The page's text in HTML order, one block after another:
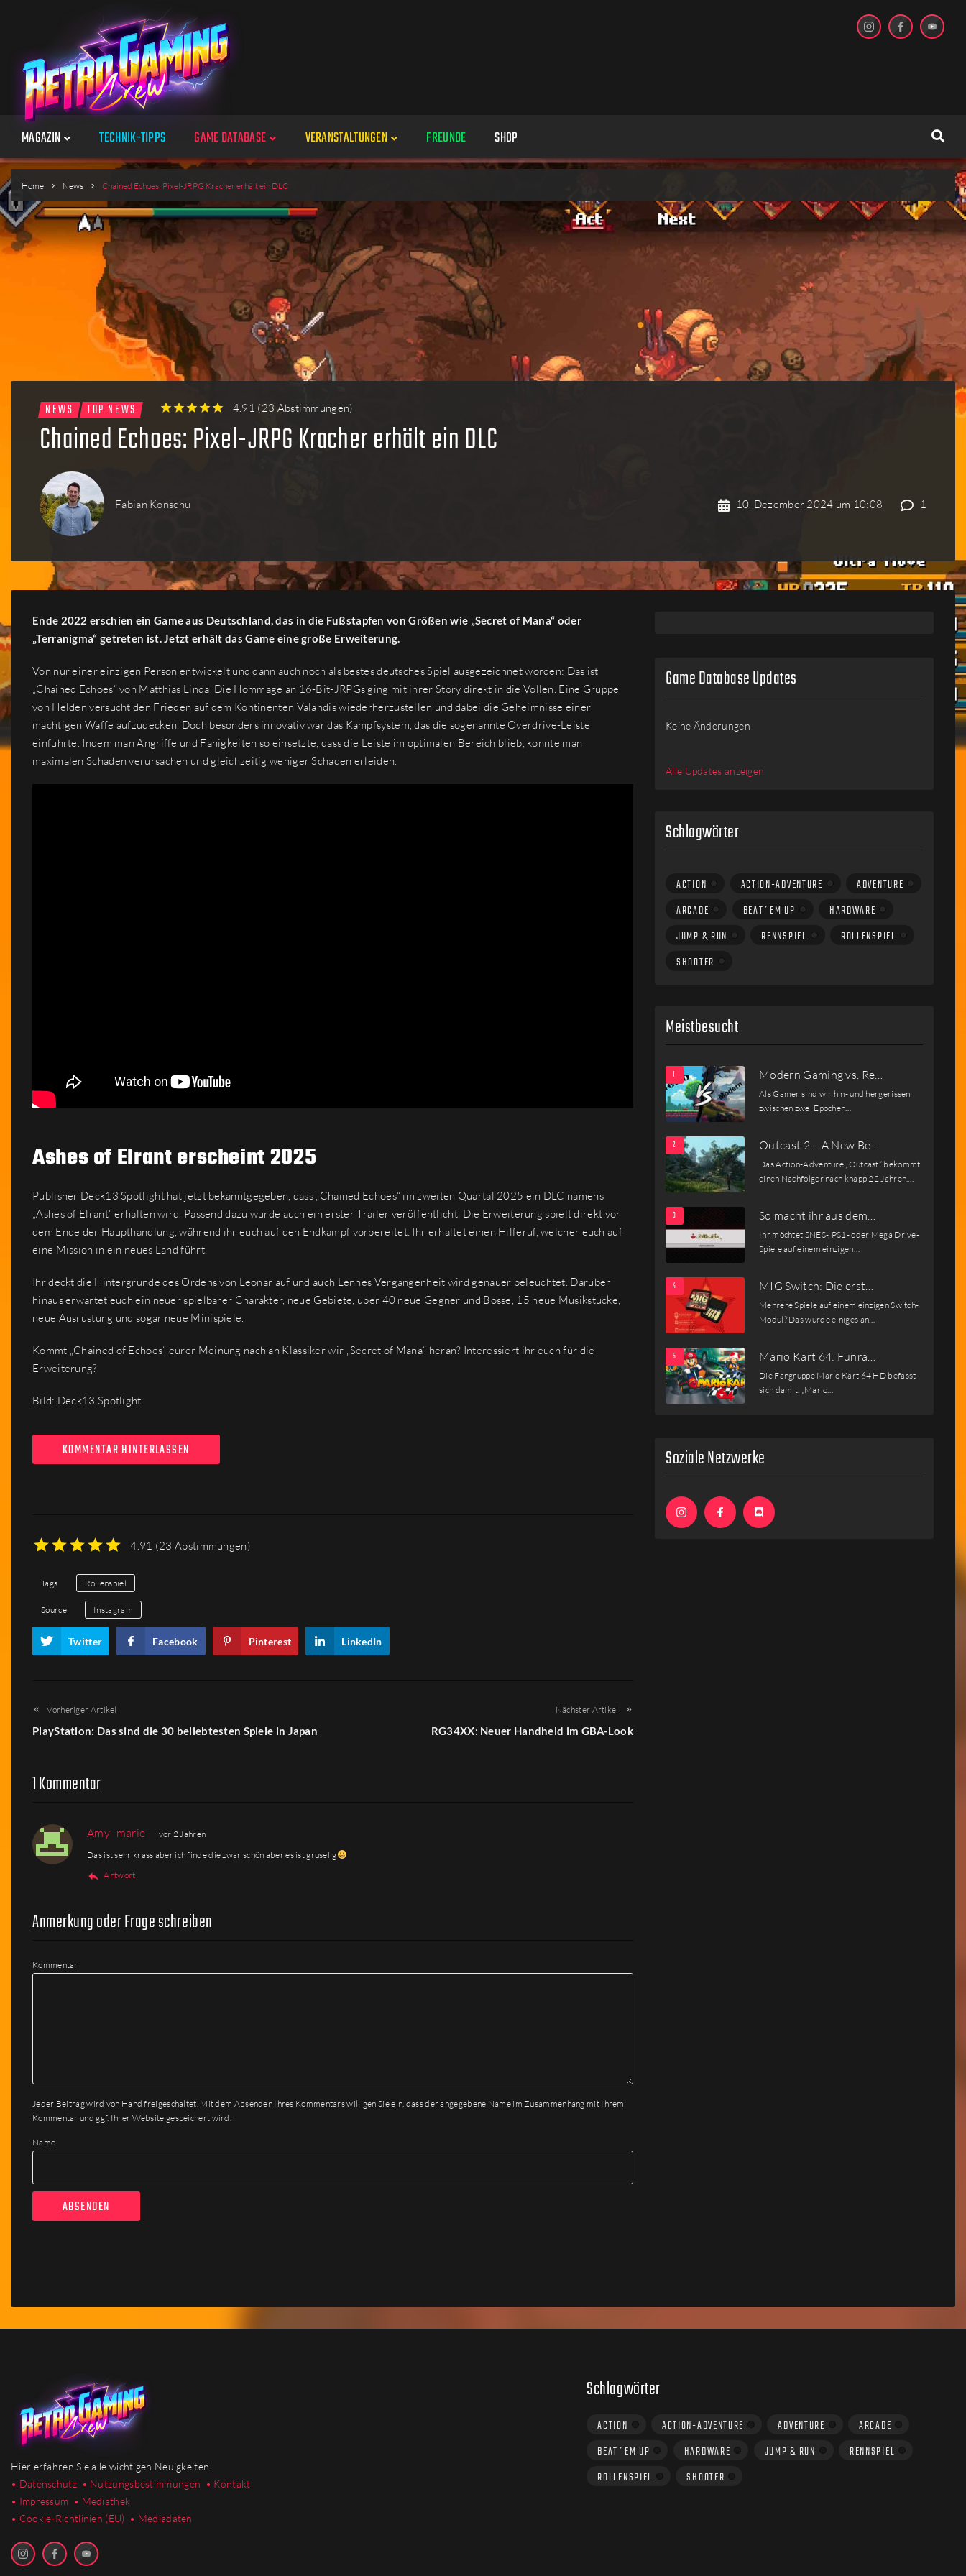
MAGAZIN TECHNIK-TIPPS GAME DATABASE
Alle
Genres
Perspektiven
Jahre
Plattformen
Firmen
Menschen
VERANSTALTUNGEN
Veranstaltung erstellen
Veranstaltungsorte
FREUNDE SHOP
Home News Chained Echoes: Pixel-JRPG Kracher erhält ein DLC
NEWS TOP NEWS 4.91 (23 Abstimmungen)
Chained Echoes: Pixel-JRPG Kracher erhält ein DLC
Fabian Konschu 10. Dezember 2024 um 10:08 1
Ende 2022 erschien ein Game aus Deutschland, das in die Fußstapfen von Größen wie „Secret of Mana“ oder
„Terranigma“ getreten ist. Jetzt erhält das Game eine große Erweiterung.
Von nur einer einzigen Person entwickelt und dann auch noch als bestes deutsches Spiel ausgezeichnet worden: Das ist
„Chained Echoes“ von Matthias Linda. Die Hommage an 16-Bit-JRPGs ging mit ihrer Story direkt in die Vollen. Eine Gruppe
von Helden versucht den Frieden auf dem Kontinenten Valandis wiederherzustellen und dabei die Geheimnisse einer
mächtigen Waffe aufzudecken. Doch besonders innovativ war das Kampfsystem, das die sogenannte Overdrive-Leiste
einführte. Indem man Angriffe und Fähigkeiten so einsetzte, dass die Leiste im optimalen Bereich blieb, konnte man
maximalen Schaden verursachen und gleichzeitig weniger Schaden erleiden.
Ashes of Elrant erscheint 2025
Publisher Deck13 Spotlight hat jetzt bekanntgegeben, dass „Chained Echoes“ im zweiten Quartal 2025 ein DLC namens
„Ashes of Elrant“ erhalten wird. Passend dazu wurde auch ein erster Trailer veröffentlicht. Die Erweiterung spielt direkt vor
dem Ende der Haupthandlung, während ihr euch auf den Endkampf vorbereitet. Ihr erhaltet einen Hilferuf, welcher euch auf
eine Mission in ein neues Land führt.
Ihr deckt die Hintergründe des Ordens von Leonar auf und auch Lennes Vergangenheit wird genauer beleuchtet. Darüber
hinaus erwartet euch ein neuer spielbarer Charakter, neue Gebiete, über 40 neue Gegner und Bosse, 15 neue Musikstücke,
neue Ausrüstung und sogar neue Minispiele.
Kommt „Chained of Echoes“ eurer Meinung nach an Klassiker wir „Secret of Mana“ heran? Interessiert ihr euch für die
Erweiterung?
Bild: Deck13 Spotlight
KOMMENTAR HINTERLASSEN
4.91 (23 Abstimmungen)
Tags Rollenspiel
Source Instagram
Twitter Facebook Pinterest LinkedIn
Vorheriger Artikel
PlayStation: Das sind die 30 beliebtesten Spiele in Japan
Nächster Artikel
RG34XX: Neuer Handheld im GBA-Look
1 Kommentar
Amy -marie
vor 2 Jahren
Das ist sehr krass aber ich finde die zwar schön aber es ist gruselig
Antwort
Anmerkung oder Frage schreiben
Kommentar
Jeder Beitrag wird von Hand freigeschaltet. Mit dem Absenden Ihres Kommentars willigen Sie ein, dass der angegebene Name im Zusammenhang mit Ihrem
Kommentar und ggf. Ihrer Website gespeichert wird.
Name
Game Database Updates
Keine Änderungen
Alle Updates anzeigen
Schlagwörter
ACTION ACTION-ADVENTURE
ADVENTURE
ARCADE
BEAT´EM UP
HARDWARE
JUMP & RUN
RENNSPIEL
ROLLENSPIEL
SHOOTER
Meistbesucht
Modern Gaming vs. Re…
Als Gamer sind wir hin- und hergerissen
zwischen zwei Epochen…
Outcast 2 – A New Be…
Das Action-Adventure „Outcast“ bekommt
einen Nachfolger nach knapp 22 Jahren.…
So macht ihr aus dem…
Ihr möchtet SNES-, PS1- oder Mega Drive-
Spiele auf einem einzigen…
MIG Switch: Die erst…
Mehrere Spiele auf einem einzigen Switch-
Modul? Das würde einiges an…
Mario Kart 64: Funra…
Die Fangruppe Mario Kart 64 HD befasst
sich damit, „Mario…
Soziale Netzwerke
Hier erfahren Sie alle wichtigen Neuigkeiten.
• Datenschutz • Nutzungsbestimmungen • Kontakt
• Impressum • Mediathek
• Cookie-Richtlinien (EU) • Mediadaten
Schlagwörter
ACTION ACTION-ADVENTURE ADVENTURE
ARCADE
BEAT´EM UP
HARDWARE JUMP & RUN
RENNSPIEL
ROLLENSPIEL
SHOOTER